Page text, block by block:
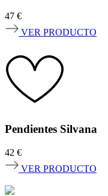
47 €
VER PRODUCTO
Pendientes Silvana
42 €
VER PRODUCTO